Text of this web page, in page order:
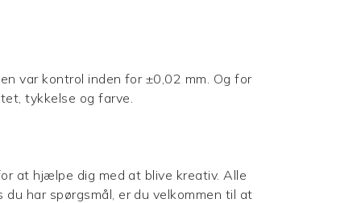
var kontrol inden for ±0,02 mm. Og for
tykkelse og farve.
at hjælpe dig med at blive kreativ. Alle
du har spørgsmål, er du velkommen til at